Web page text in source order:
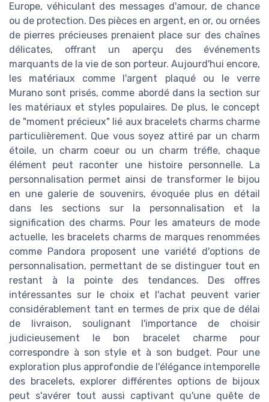
Europe, véhiculant des messages d'amour, de chance
ou de protection. Des pièces en argent, en or, ou ornées
de pierres précieuses prenaient place sur des chaînes
délicates, offrant un aperçu des événements
marquants de la vie de son porteur. Aujourd'hui encore,
les matériaux comme l'argent plaqué ou le verre
Murano sont prisés, comme abordé dans la section sur
les matériaux et styles populaires. De plus, le concept
de "moment précieux" lié aux bracelets charms charme
particulièrement. Que vous soyez attiré par un charm
étoile, un charm coeur ou un charm tréfle, chaque
élément peut raconter une histoire personnelle. La
personnalisation permet ainsi de transformer le bijou
en une galerie de souvenirs, évoquée plus en détail
dans les sections sur la personnalisation et la
signification des charms. Pour les amateurs de mode
actuelle, les bracelets charms de marques renommées
comme Pandora proposent une variété d'options de
personnalisation, permettant de se distinguer tout en
restant à la pointe des tendances. Des offres
intéressantes sur le choix et l'achat peuvent varier
considérablement tant en termes de prix que de délai
de livraison, soulignant l'importance de choisir
judicieusement le bon bracelet charme pour
correspondre à son style et à son budget. Pour une
exploration plus approfondie de l'élégance intemporelle
des bracelets, explorer différentes options de bijoux
peut s'avérer tout aussi captivant qu'une quête de